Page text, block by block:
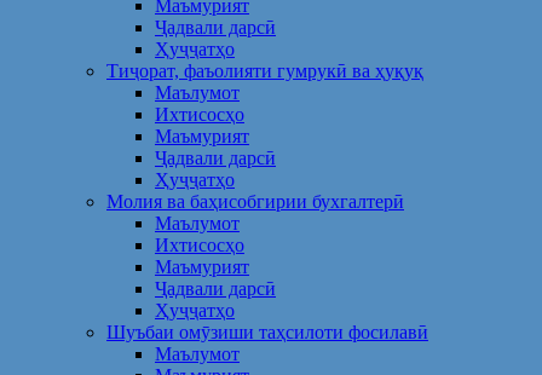
Маъмурият
Ҷадвали дарсӣ
Ҳуҷҷатҳо
Тиҷорат, фаъолияти гумрукӣ ва ҳуқуқ
Маълумот
Ихтисосҳо
Маъмурият
Ҷадвали дарсӣ
Ҳуҷҷатҳо
Молия ва баҳисобгирии бухгалтерӣ
Маълумот
Ихтисосҳо
Маъмурият
Ҷадвали дарсӣ
Ҳуҷҷатҳо
Шуъбаи омӯзиши таҳсилоти фосилавӣ
Маълумот